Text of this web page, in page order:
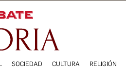
SOCIEDAD CULTURA RELIGIÓN